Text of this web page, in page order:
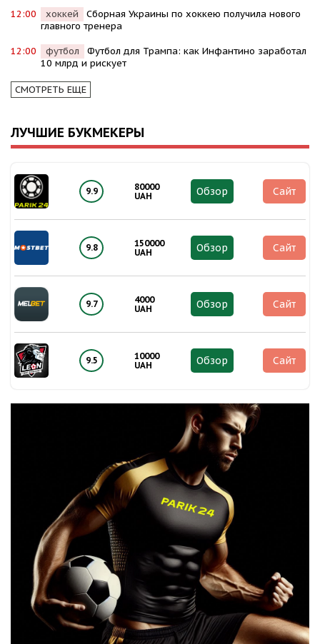
12:00 хоккей
Сборная Украины по хоккею получила нового
главного тренера
12:00 футбол
Футбол для Трампа: как Инфантино заработал
10 млрд и рискует
СМОТРЕТЬ ЕЩЕ
ЛУЧШИЕ БУКМЕКЕРЫ
9.9
80000
UAH
Обзор Сайт
9.8
150000
UAH
Обзор Сайт
9.7
4000
UAH
Обзор Сайт
9.5
10000
UAH
Обзор Сайт